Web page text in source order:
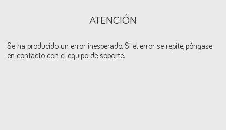
ATENCIÓN
Se ha producido un error inesperado. Si el error se repite, póngase
en contacto con el equipo de soporte.